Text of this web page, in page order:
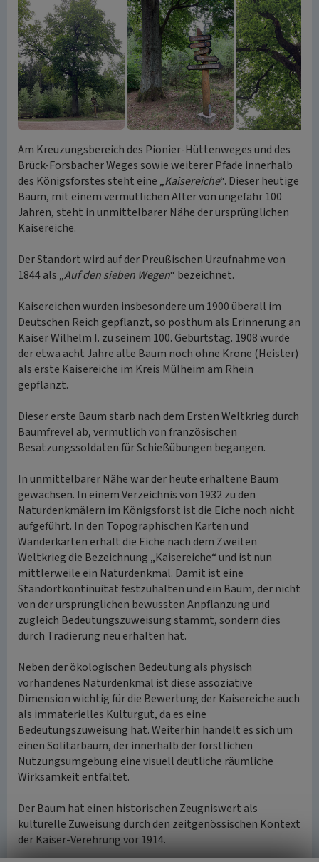
Am Kreuzungsbereich des Pionier-Hüttenweges und des
Brück-Forsbacher Weges sowie weiterer Pfade innerhalb
des Königsforstes steht eine „Kaisereiche“. Dieser heutige
Baum, mit einem vermutlichen Alter von ungefähr 100
Jahren, steht in unmittelbarer Nähe der ursprünglichen
Kaisereiche.
Der Standort wird auf der Preußischen Uraufnahme von
1844 als „Auf den sieben Wegen“ bezeichnet.
Kaisereichen wurden insbesondere um 1900 überall im
Deutschen Reich gepflanzt, so posthum als Erinnerung an
Kaiser Wilhelm I. zu seinem 100. Geburtstag. 1908 wurde
der etwa acht Jahre alte Baum noch ohne Krone (Heister)
als erste Kaisereiche im Kreis Mülheim am Rhein
gepflanzt.
Dieser erste Baum starb nach dem Ersten Weltkrieg durch
Baumfrevel ab, vermutlich von französischen
Besatzungssoldaten für Schießübungen begangen.
In unmittelbarer Nähe war der heute erhaltene Baum
gewachsen. In einem Verzeichnis von 1932 zu den
Naturdenkmälern im Königsforst ist die Eiche noch nicht
aufgeführt. In den Topographischen Karten und
Wanderkarten erhält die Eiche nach dem Zweiten
Weltkrieg die Bezeichnung „Kaisereiche“ und ist nun
mittlerweile ein Naturdenkmal. Damit ist eine
Standortkontinuität festzuhalten und ein Baum, der nicht
von der ursprünglichen bewussten Anpflanzung und
zugleich Bedeutungszuweisung stammt, sondern dies
durch Tradierung neu erhalten hat.
Neben der ökologischen Bedeutung als physisch
vorhandenes Naturdenkmal ist diese assoziative
Dimension wichtig für die Bewertung der Kaisereiche auch
als immaterielles Kulturgut, da es eine
Bedeutungszuweisung hat. Weiterhin handelt es sich um
einen Solitärbaum, der innerhalb der forstlichen
Nutzungsumgebung eine visuell deutliche räumliche
Wirksamkeit entfaltet.
Der Baum hat einen historischen Zeugniswert als
kulturelle Zuweisung durch den zeitgenössischen Kontext
der Kaiser-Verehrung vor 1914.